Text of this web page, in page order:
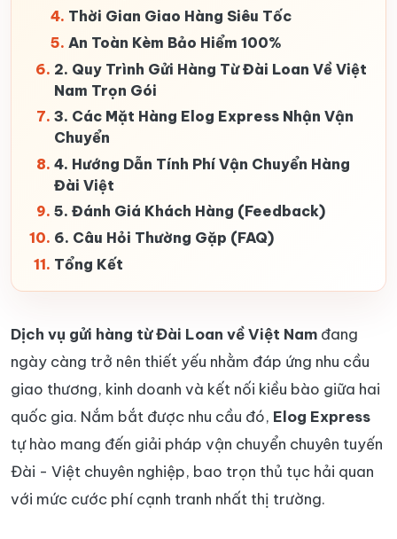
Thời Gian Giao Hàng Siêu Tốc
An Toàn Kèm Bảo Hiểm 100%
2. Quy Trình Gửi Hàng Từ Đài Loan Về Việt
Nam Trọn Gói
3. Các Mặt Hàng Elog Express Nhận Vận
Chuyển
4. Hướng Dẫn Tính Phí Vận Chuyển Hàng
Đài Việt
5. Đánh Giá Khách Hàng (Feedback)
6. Câu Hỏi Thường Gặp (FAQ)
Tổng Kết
Dịch vụ gửi hàng từ Đài Loan về Việt Nam đang
ngày càng trở nên thiết yếu nhằm đáp ứng nhu cầu
giao thương, kinh doanh và kết nối kiều bào giữa hai
quốc gia. Nắm bắt được nhu cầu đó, Elog Express
tự hào mang đến giải pháp vận chuyển chuyên tuyến
Đài - Việt chuyên nghiệp, bao trọn thủ tục hải quan
với mức cước phí cạnh tranh nhất thị trường.